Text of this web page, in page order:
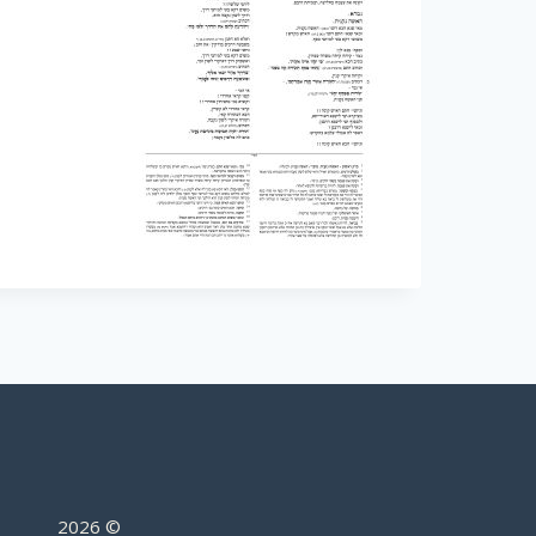
©
2026